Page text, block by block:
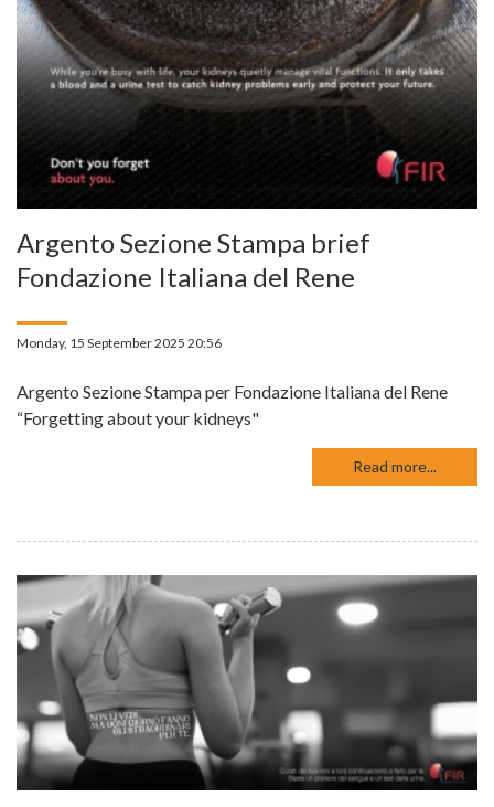
Argento Sezione Stampa brief
Fondazione Italiana del Rene
Monday, 15 September 2025 20:56
Argento Sezione Stampa per Fondazione Italiana del Rene
“Forgetting about your kidneys"
Read more...